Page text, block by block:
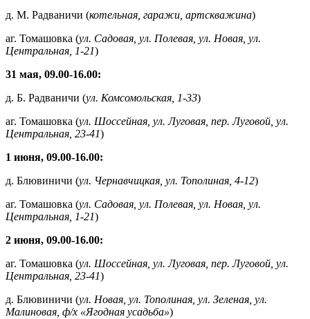
д. М. Радваничи (котельная, гаражи, артскважина)
аг. Томашовка (ул. Садовая, ул. Полевая, ул. Новая, ул.
Центральная, 1-21)
31 мая, 09.00-16.00:
д. Б. Радваничи (ул. Комсомольская, 1-33)
аг. Томашовка (ул. Шоссейная, ул. Луговая, пер. Луговой, ул.
Центральная, 23-41)
1 июня, 09.00-16.00:
д. Блювиничи (ул. Чернавчицкая, ул. Тополиная, 4-12)
аг. Томашовка (ул. Садовая, ул. Полевая, ул. Новая, ул.
Центральная, 1-21)
2 июня, 09.00-16.00:
аг. Томашовка (ул. Шоссейная, ул. Луговая, пер. Луговой, ул.
Центральная, 23-41)
д. Блювиничи (ул. Новая, ул. Тополиная, ул. Зеленая, ул.
Малиновая, ф/х «Ягодная усадьба»)